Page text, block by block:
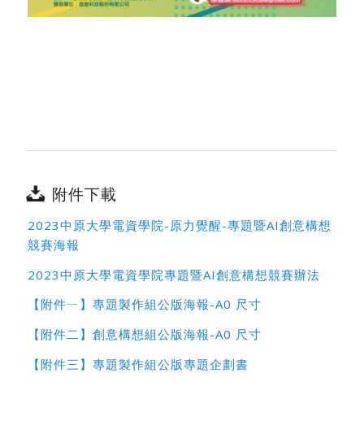
附件下載
2023中原大學電資學院-原力覺醒-專題暨AI創意構想
競賽海報
2023中原大學電資學院專題暨AI創意構想競賽辦法
【附件ㄧ】專題製作組公版海報-A0 尺寸
【附件二】創意構想組公版海報-A0 尺寸
【附件三】專題製作組公版專題企劃書